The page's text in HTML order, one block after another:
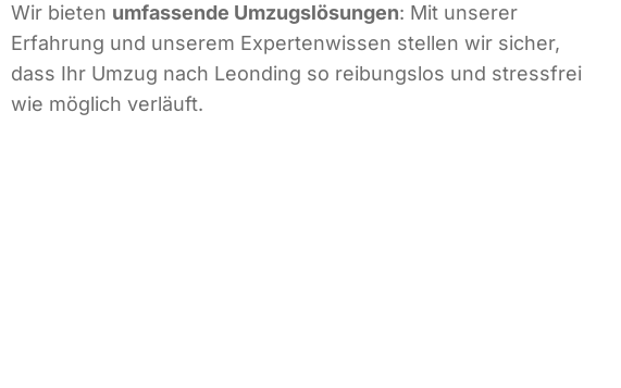
Wir bieten umfassende Umzugslösungen: Mit unserer
Erfahrung und unserem Expertenwissen stellen wir sicher,
dass Ihr Umzug nach Leonding so reibungslos und stressfrei
wie möglich verläuft.